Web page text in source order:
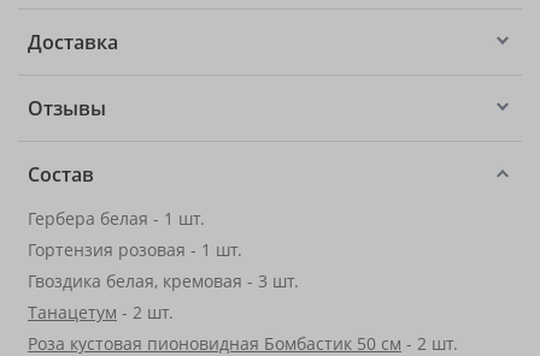
Доставка
Отзывы
Состав
Гербера белая - 1 шт.
Гортензия розовая - 1 шт.
Гвоздика белая, кремовая - 3 шт.
Танацетум - 2 шт.
Роза кустовая пионовидная Бомбастик 50 см - 2 шт.